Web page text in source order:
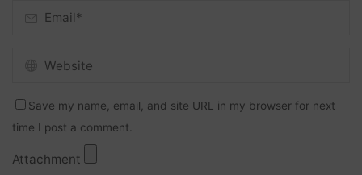
Save my name, email, and site URL in my browser for next
time I post a comment.
Attachment